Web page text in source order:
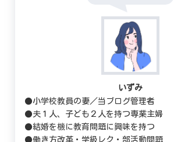
いずみ
●小学校教員の妻／当ブログ管理者
●夫１人、子ども２人を持つ専業主婦
●結婚を機に教育問題に興味を持つ
●働き方改革・学級レク・部活動問題